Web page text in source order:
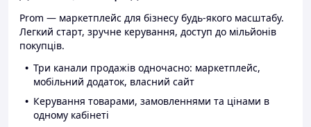
Prom — маркетплейс для бізнесу будь-якого масштабу.
Легкий старт, зручне керування, доступ до мільйонів
покупців.
Три канали продажів одночасно: маркетплейс,
мобільний додаток, власний сайт
Керування товарами, замовленнями та цінами в
одному кабінеті